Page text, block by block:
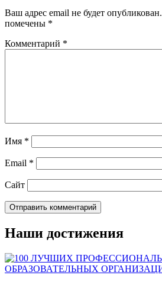
Ваш адрес email не будет опубликован.
помечены *
Комментарий *
Имя *
Email *
Сайт
Наши достижения